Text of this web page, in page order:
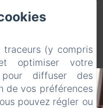
traceurs (y compris
optimiser votre
diffuser des
de vos préférences
pouvez régler ou